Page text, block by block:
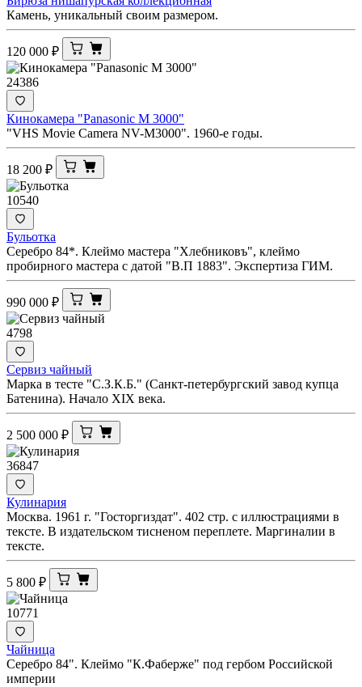
Камень, уникальный своим размером.
120 000 ₽
24386
Кинокамера "Panasonic M 3000"
"VHS Movie Camera NV-M3000". 1960-е годы.
18 200 ₽
10540
Бульотка
Серебро 84*. Клеймо мастера "Хлебниковъ", клеймо
пробирного мастера с датой "В.П 1883". Экспертиза ГИМ.
990 000 ₽
4798
Сервиз чайный
Марка в тесте "С.З.К.Б." (Санкт-петербургский завод купца
Батенина). Начало XIX века.
2 500 000 ₽
36847
Кулинария
Москва. 1961 г. "Госторгиздат". 402 стр. с иллюстрациями в
тексте. В издательском тисненом переплете. Маргиналии в
тексте.
5 800 ₽
10771
Чайница
Серебро 84". Клеймо "К.Фаберже" под гербом Российской
империи